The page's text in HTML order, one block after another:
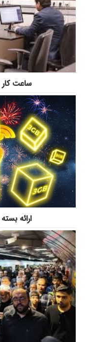
ساعت کار
ارائه